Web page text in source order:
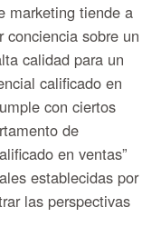
marketing tiende a
conciencia sobre un
calidad para un
calificado en
con ciertos
de
en ventas”
establecidas por
las perspectivas